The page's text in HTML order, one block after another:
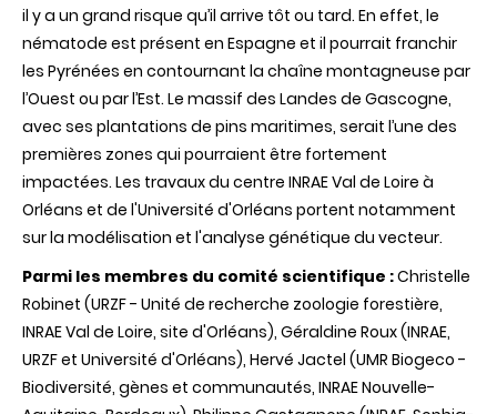
il y a un grand risque qu’il arrive tôt ou tard. En effet, le
nématode est présent en Espagne et il pourrait franchir
les Pyrénées en contournant la chaîne montagneuse par
l’Ouest ou par l’Est. Le massif des Landes de Gascogne,
avec ses plantations de pins maritimes, serait l’une des
premières zones qui pourraient être fortement
impactées. Les travaux du centre INRAE Val de Loire à
Orléans et de l'Université d'Orléans portent notamment
sur la modélisation et l'analyse génétique du vecteur.
Parmi les membres du comité scientifique :Christelle
Robinet (URZF - Unité de recherche zoologie forestière,
INRAE Val de Loire, site d'Orléans), Géraldine Roux (INRAE,
URZF et Université d'Orléans), Hervé Jactel (UMR Biogeco -
Biodiversité, gènes et communautés, INRAE Nouvelle-